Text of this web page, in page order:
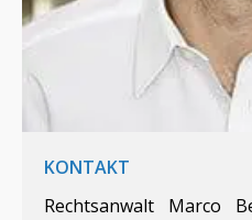
KONTAKT
Rechtsanwalt Marco